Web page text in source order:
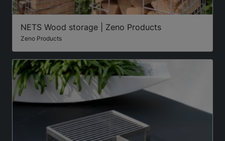
NETS Wood storage | Zeno Products
Zeno Products